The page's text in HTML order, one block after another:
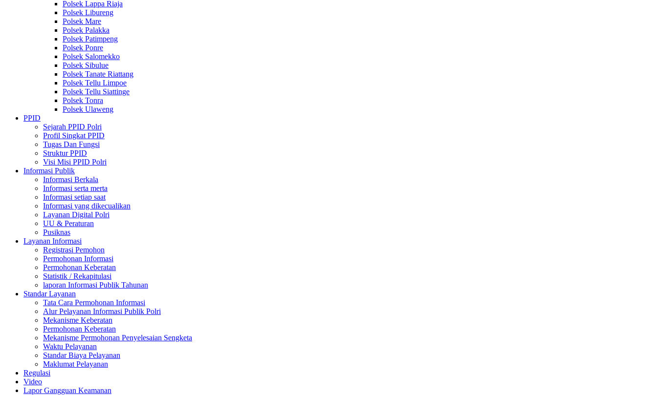
Polsek Lappa Riaja
Polsek Libureng
Polsek Mare
Polsek Palakka
Polsek Patimpeng
Polsek Ponre
Polsek Salomekko
Polsek Sibulue
Polsek Tanate Riattang
Polsek Tellu Limpoe
Polsek Tellu Siattinge
Polsek Tonra
Polsek Ulaweng
PPID
Sejarah PPID Polri
Profil Singkat PPID
Tugas Dan Fungsi
Struktur PPID
Visi Misi PPID Polri
Informasi Publik
Informasi Berkala
Informasi serta merta
Informasi setiap saat
Informasi yang dikecualikan
Layanan Digital Polri
UU & Peraturan
Pusiknas
Layanan Informasi
Registrasi Pemohon
Permohonan Informasi
Permohonan Keberatan
Statistik / Rekapitulasi
laporan Informasi Publik Tahunan
Standar Layanan
Tata Cara Permohonan Informasi
Alur Pelayanan Informasi Publik Polri
Mekanisme Keberatan
Permohonan Keberatan
Mekanisme Permohonan Penyelesaian Sengketa
Waktu Pelayanan
Standar Biaya Pelayanan
Maklumat Pelayanan
Regulasi
Video
Lapor Gangguan Keamanan